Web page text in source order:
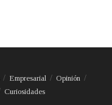
Empresarial
Opinión
Curiosidades